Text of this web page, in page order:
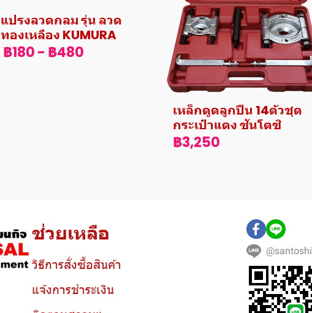
แปรงลวดกลม รุ่น ลวด
ทองเหลือง KUMURA
฿180- ฿480
เหล็กดูดลูกปืน 14ตัวชุด
กระเป๋าแดง ซันโตซิ
฿3,250
ช่วยเหลือ
วิธีการสั่งซื้อสินค้า
แจ้งการชำระเงิน
@santoshi